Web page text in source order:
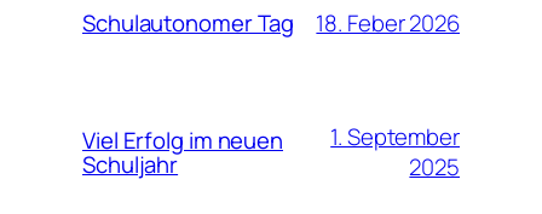
Schulautonomer Tag 18. Feber 2026
Viel Erfolg im neuen
Schuljahr
1. September
2025